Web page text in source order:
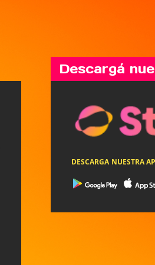
Descargá
DESCARGA NUESTRA